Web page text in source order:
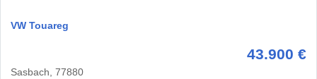
VW Touareg
43.900 €
Sasbach, 77880